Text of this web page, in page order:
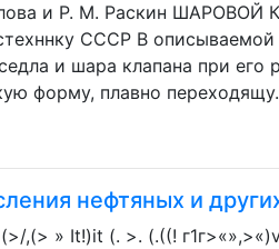
и Р. М. Раскин
СССР В
и шара клапана при его
форму, плавно
нефтяных и
,(> » It!)it (. >. (.((!